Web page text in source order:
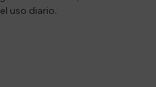
uso diario.